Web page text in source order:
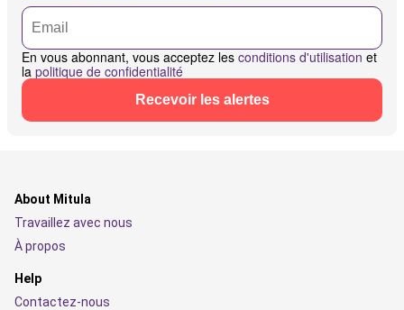
En vous abonnant, vous acceptez les conditions d'utilisation et
la politique de confidentialité
Recevoir les alertes
About Mitula
Travaillez avec nous
À propos
Help
Contactez-nous